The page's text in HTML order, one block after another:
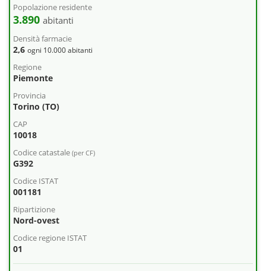
Popolazione residente
3.890 abitanti
Densità farmacie
2,6 ogni 10.000 abitanti
Regione
Piemonte
Provincia
Torino (TO)
CAP
10018
Codice catastale (per CF)
G392
Codice ISTAT
001181
Ripartizione
Nord-ovest
Codice regione ISTAT
01